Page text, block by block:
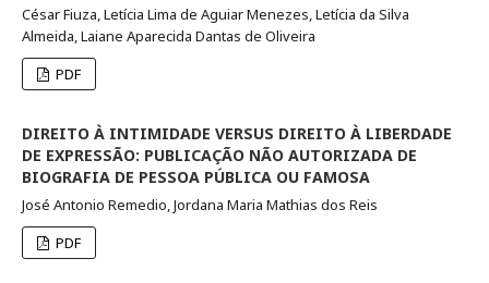
César Fiuza, Letícia Lima de Aguiar Menezes, Letícia da Silva
Almeida, Laiane Aparecida Dantas de Oliveira
PDF
DIREITO À INTIMIDADE VERSUS DIREITO À LIBERDADE
DE EXPRESSÃO: PUBLICAÇÃO NÃO AUTORIZADA DE
BIOGRAFIA DE PESSOA PÚBLICA OU FAMOSA
José Antonio Remedio, Jordana Maria Mathias dos Reis
PDF